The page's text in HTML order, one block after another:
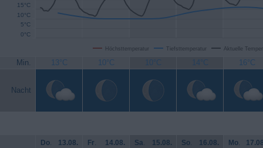
Höchsttemperatur Tiefsttemperatur Aktuelle
0°C
5°C
10°C
15°C
Min. 13°C 10°C 10°C 14°C 16°C
Nacht
Do. 13.08. Fr. 14.08. Sa. 15.08. So. 16.08. Mo.